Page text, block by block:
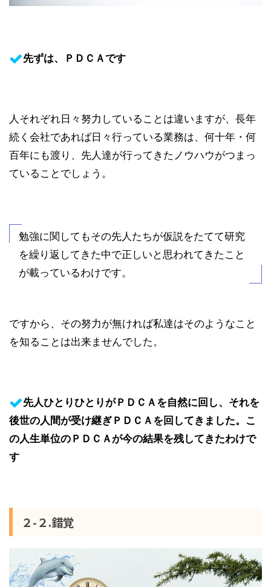
先ずは、ＰＤＣＡです
人それぞれ日々努力していることは違いますが、長年
続く会社であれば日々行っている業務は、何十年・何
百年にも渡り、先人達が行ってきたノウハウがつまっ
ていることでしょう。
勉強に関してもその先人たちが仮説をたてて研究
を繰り返してきた中で正しいと思われてきたこと
が載っているわけです。
ですから、その努力が無ければ私達はそのようなこと
を知ることは出来ませんでした。
先人ひとりひとりがＰＤＣＡを自然に回し、それを
後世の人間が受け継ぎＰＤＣＡを回してきました。こ
の人生単位のＰＤＣＡが今の結果を残してきたわけで
す
２-２.錯覚